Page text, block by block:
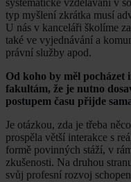
systematické vzdělávání v
typ myšlení zkrátka musí
U nás v kanceláři školíme
také ve vyjednávání a
právní služby apod.
Od koho by měl
fakultám, že je nutno
postupem času přijde
Je otázkou, zda je třeba
prospěla větší interakce s
formě povinných stáží, v
zkušenosti. Na druhou
svůj profesní rozvoj